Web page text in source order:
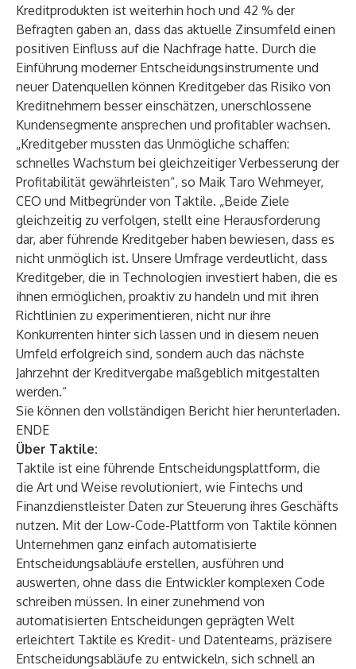
Kreditprodukten ist weiterhin hoch und 42 % der
Befragten gaben an, dass das aktuelle Zinsumfeld einen
positiven Einfluss auf die Nachfrage hatte. Durch die
Einführung moderner Entscheidungsinstrumente und
neuer Datenquellen können Kreditgeber das Risiko von
Kreditnehmern besser einschätzen, unerschlossene
Kundensegmente ansprechen und profitabler wachsen.
„Kreditgeber mussten das Unmögliche schaffen:
schnelles Wachstum bei gleichzeitiger Verbesserung der
Profitabilität gewährleisten“, so Maik Taro Wehmeyer,
CEO und Mitbegründer von Taktile. „Beide Ziele
gleichzeitig zu verfolgen, stellt eine Herausforderung
dar, aber führende Kreditgeber haben bewiesen, dass es
nicht unmöglich ist. Unsere Umfrage verdeutlicht, dass
Kreditgeber, die in Technologien investiert haben, die es
ihnen ermöglichen, proaktiv zu handeln und mit ihren
Richtlinien zu experimentieren, nicht nur ihre
Konkurrenten hinter sich lassen und in diesem neuen
Umfeld erfolgreich sind, sondern auch das nächste
Jahrzehnt der Kreditvergabe maßgeblich mitgestalten
werden.“
Sie können den vollständigen Bericht hierherunterladen.
ENDE
Über Taktile:
Taktile ist eine führende Entscheidungsplattform, die
die Art und Weise revolutioniert, wie Fintechs und
Finanzdienstleister Daten zur Steuerung ihres Geschäfts
nutzen. Mit der Low-Code-Plattform von Taktile können
Unternehmen ganz einfach automatisierte
Entscheidungsabläufe erstellen, ausführen und
auswerten, ohne dass die Entwickler komplexen Code
schreiben müssen. In einer zunehmend von
automatisierten Entscheidungen geprägten Welt
erleichtert Taktile es Kredit- und Datenteams, präzisere
Entscheidungsabläufe zu entwickeln, sich schnell an